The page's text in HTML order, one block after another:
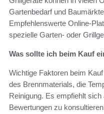
Gartenbedarf und
Empfehlenswerte Online-
spezielle Garten- oder
Was sollte ich beim Kauf
Wichtige Faktoren beim
des Brennmaterials, die
Reinigung. Es empfiehlt
Bewertungen zu